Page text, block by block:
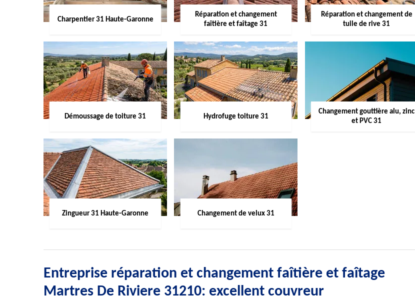
Charpentier 31 Haute-Garonne
Réparation et changement
faîtière et faîtage 31
Réparation et changement de
tuile de rive 31
Démoussage de toiture 31 Hydrofuge toiture 31
Changement gouttière alu, zinc
et PVC 31
Zingueur 31 Haute-Garonne Changement de velux 31
Entreprise réparation et changement faîtière et faîtage
Martres De Riviere 31210: excellent couvreur